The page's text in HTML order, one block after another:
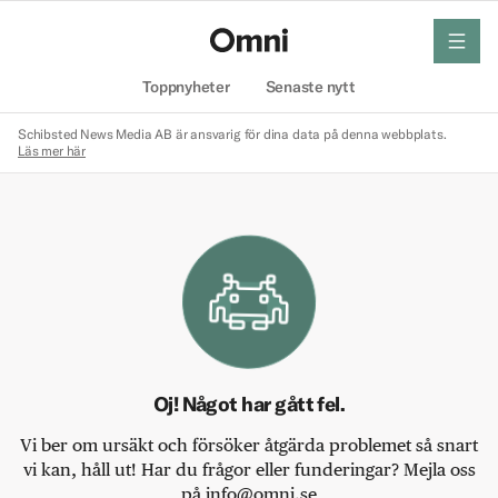
Toppnyheter Senaste nytt
meny
Schibsted News Media AB är ansvarig för dina data på denna webbplats.
Läs mer här
Oj! Något har gått fel.
Vi ber om ursäkt och försöker åtgärda problemet så snart
vi kan, håll ut! Har du frågor eller funderingar? Mejla oss